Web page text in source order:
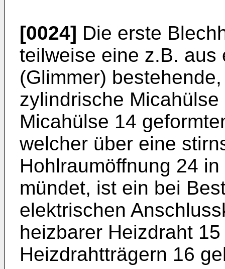
[0024] Die erste
teilweise eine z.B.
(Glimmer)
zylindrische
Micahülse 14
welcher über eine
Hohlraumöffnung 24
mündet, ist ein bei
elektrischen
heizbarer Heizdraht
Heizdrahtträgern 16